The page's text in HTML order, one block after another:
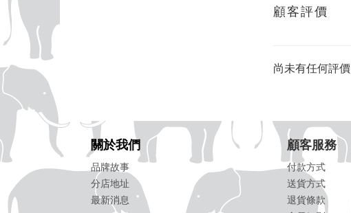
顧客評價
尚未有任何評價
關於我們
品牌故事
分店地址
最新消息
顧客服務
付款方式
送貨方式
退貨條款